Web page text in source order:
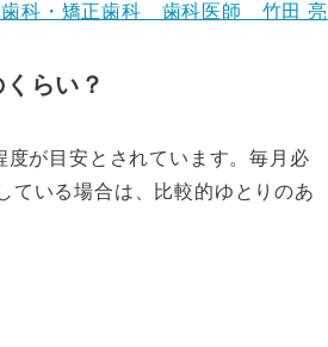
歯科・矯正歯科 歯科医師 竹田 亮
らい？
が目安とされています。毎月必
ている場合は、比較的ゆとりのあ